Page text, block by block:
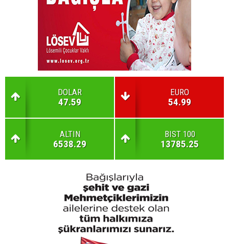
DOLAR
47.59
EURO
54.99
ALTIN
6538.29
BIST 100
13785.25